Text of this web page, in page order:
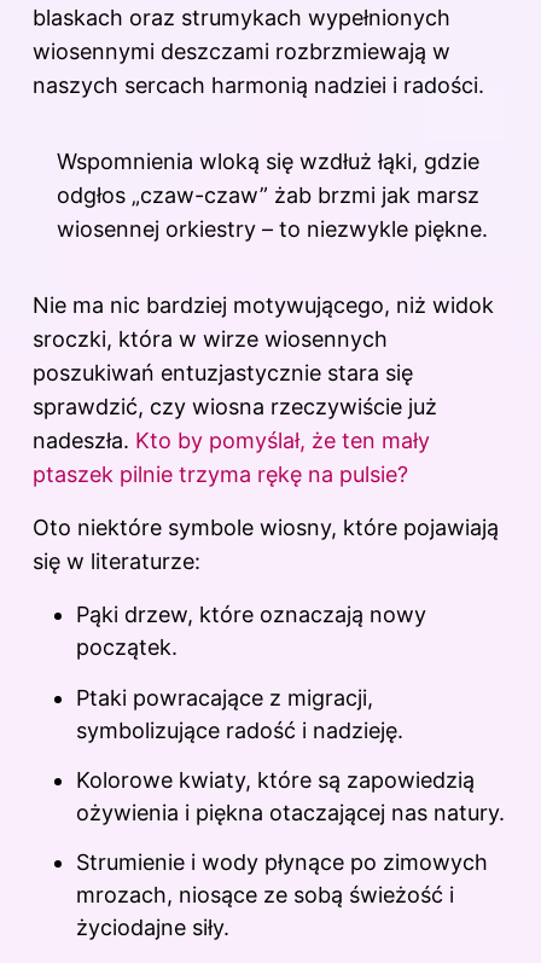
blaskach oraz strumykach wypełnionych
wiosennymi deszczami rozbrzmiewają w
naszych sercach harmonią nadziei i radości.
Wspomnienia wloką się wzdłuż łąki, gdzie
odgłos „czaw-czaw” żab brzmi jak marsz
wiosennej orkiestry – to niezwykle piękne.
Nie ma nic bardziej motywującego, niż widok
sroczki, która w wirze wiosennych
poszukiwań entuzjastycznie stara się
sprawdzić, czy wiosna rzeczywiście już
nadeszła. Kto by pomyślał, że ten mały
ptaszek pilnie trzyma rękę na pulsie?
Oto niektóre symbole wiosny, które pojawiają
się w literaturze:
Pąki drzew, które oznaczają nowy
początek.
Ptaki powracające z migracji,
symbolizujące radość i nadzieję.
Kolorowe kwiaty, które są zapowiedzią
ożywienia i piękna otaczającej nas natury.
Strumienie i wody płynące po zimowych
mrozach, niosące ze sobą świeżość i
życiodajne siły.